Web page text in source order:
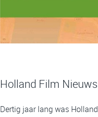
Holland Film Nieuws
Dertig jaar lang was